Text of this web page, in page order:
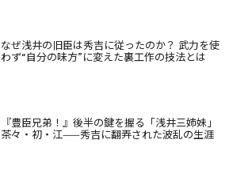
なぜ浅井の旧臣は秀吉に従ったのか？ 武力を使
わず“自分の味方”に変えた裏工作の技法とは
『豊臣兄弟！』後半の鍵を握る「浅井三姉妹」
茶々・初・江——秀吉に翻弄された波乱の生涯